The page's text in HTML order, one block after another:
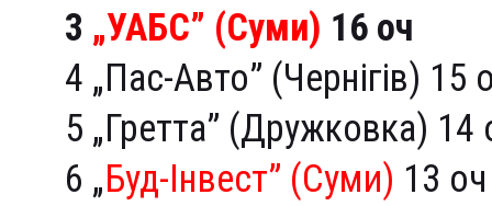
3 „УАБС” (Суми) 16 оч
4 „Пас-Авто” (Чернігів) 15
5 „Гретта” (Дружковка) 14
6 „Буд-Інвест” (Суми) 13 оч